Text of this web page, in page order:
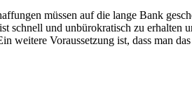
müssen auf die lange Bank
und unbürokratisch zu erhalten
weitere Voraussetzung ist, dass man